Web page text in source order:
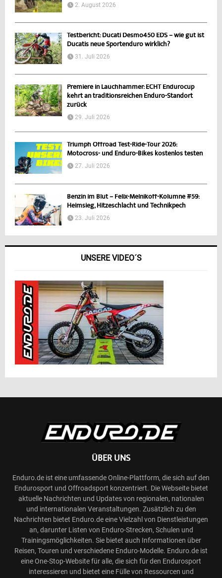
2. August 2026
Testbericht: Ducati Desmo450 EDS – wie gut ist
Ducatis neue Sportenduro wirklich?
31. Juli 2026
Premiere in Lauchhammer: ECHT Endurocup
kehrt an traditionsreichen Enduro-Standort
zurück
29. Juli 2026
Triumph Offroad Test-Ride-Tour 2026:
Motocross- und Enduro-Bikes kostenlos testen
27. Juli 2026
Benzin im Blut – Felix-Melnikoff-Kolumne #59:
Heimsieg, Hitzeschlacht und Technikpech
23. Juli 2026
UNSERE VIDEO´S
ÜBER UNS
Enduro.de ist eine umfassende Online-Plattform, die sich auf den
Endurosport und Offroadsport konzentriert. Die Webseite bietet
aktuelle Nachrichten und Updates von regionalen, nationalen
und internationalen Veranstaltungen. Zusätzlich zu den
Nachrichten bietet Enduro.de eine Vielzahl von Dienstleistungen
an, darunter Listen von Enduro-Strecken, Schulen und
Trainingsmöglichkeiten. Sie bietet auch Informationen über
Reisen, Touren und verschiedene Enduro-Modelle. Enduro.de ist
eine One-Stop-Website für alle, die sich für den Endurosport
interessieren und bietet eine Fülle von Ressourcen und